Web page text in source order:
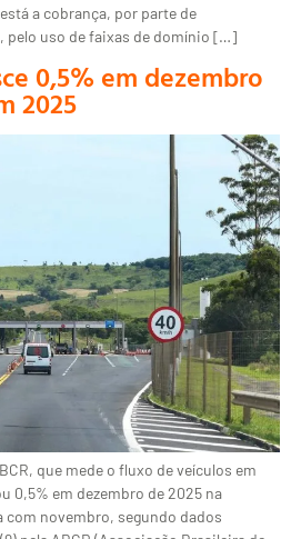
a cobrança, por parte de
pelo uso de faixas de domínio […]
0,5% em dezembro
2025
que mede o fluxo de veículos em
0,5% em dezembro de 2025 na
com novembro, segundo dados